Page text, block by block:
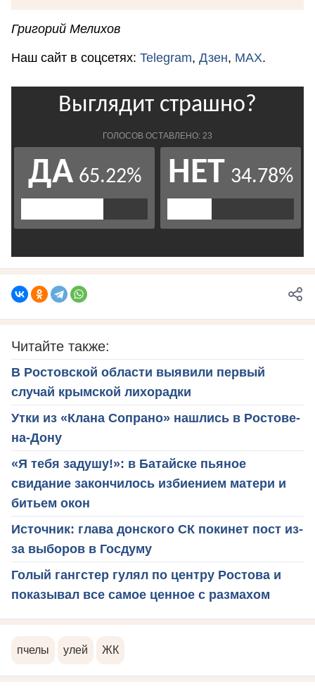
Григорий Мелихов
Наш сайт в соцсетях: Telegram, Дзен, MAX.
Читайте также:
В Ростовской области выявили первый
случай крымской лихорадки
Утки из «Клана Сопрано» нашлись в Ростове-
на-Дону
«Я тебя задушу!»: в Батайске пьяное
свидание закончилось избиением матери и
битьем окон
Источник: глава донского СК покинет пост из-
за выборов в Госдуму
Голый гангстер гулял по центру Ростова и
показывал все самое ценное с размахом
пчелы улей ЖК